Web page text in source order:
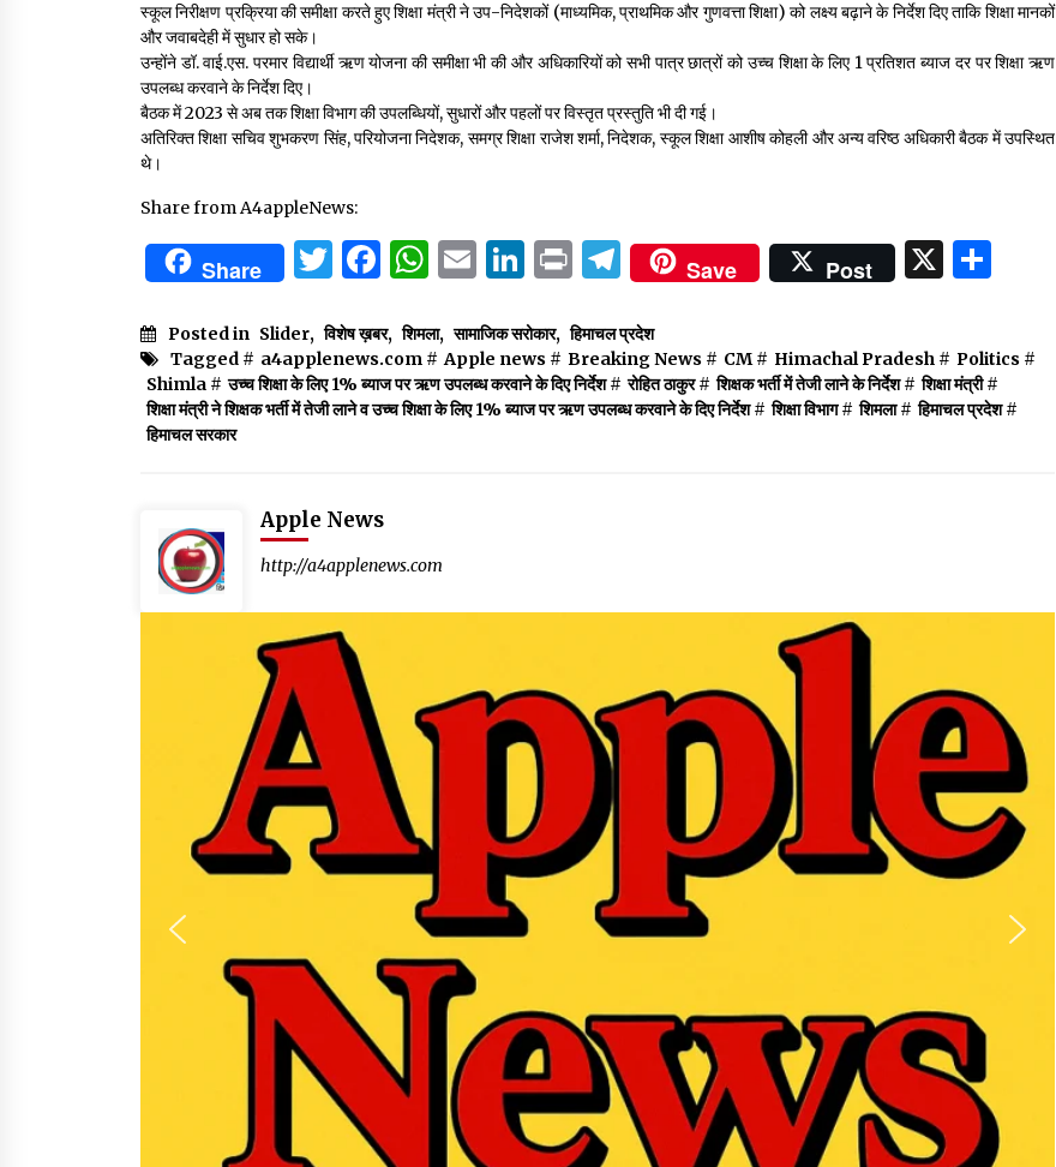
स्कूल निरीक्षण प्रक्रिया की समीक्षा करते हुए शिक्षा मंत्री ने उप-निदेशकों (माध्यमिक, प्राथमिक और गुणवत्ता शिक्षा) को लक्ष्य बढ़ाने के निर्देश दिए ताकि शिक्षा मानकों
और जवाबदेही में सुधार हो सके।
उन्होंने डॉ. वाई.एस. परमार विद्यार्थी ऋण योजना की समीक्षा भी की और अधिकारियों को सभी पात्र छात्रों को उच्च शिक्षा के लिए 1 प्रतिशत ब्याज दर पर शिक्षा ऋण
उपलब्ध करवाने के निर्देश दिए।
बैठक में 2023 से अब तक शिक्षा विभाग की उपलब्धियों, सुधारों और पहलों पर विस्तृत प्रस्तुति भी दी गई।
अतिरिक्त शिक्षा सचिव शुभकरण सिंह, परियोजना निदेशक, समग्र शिक्षा राजेश शर्मा, निदेशक, स्कूल शिक्षा आशीष कोहली और अन्य वरिष्ठ अधिकारी बैठक में उपस्थित
थे।
Share from A4appleNews:
Share Twitter
Facebook
WhatsApp
EmailLinkedIn
PrintTelegram
Save Post X
Posted in Slider, विशेष ख़बर, शिमला, सामाजिक सरोकार, हिमाचल प्रदेश
Tagged # a4applenews.com # Apple news # Breaking News # CM# Himachal Pradesh # Politics #
Shimla # उच्च शिक्षा के लिए 1% ब्याज पर ऋण उपलब्ध करवाने के दिए निर्देश# रोहित ठाकुर# शिक्षक भर्ती में तेजी लाने के निर्देश# शिक्षा मंत्री#
शिक्षा मंत्री ने शिक्षक भर्ती में तेजी लाने व उच्च शिक्षा के लिए 1% ब्याज पर ऋण उपलब्ध करवाने के दिए निर्देश# शिक्षा विभाग# शिमला# हिमाचल प्रदेश#
हिमाचल सरकार
Apple News
http://a4applenews.com